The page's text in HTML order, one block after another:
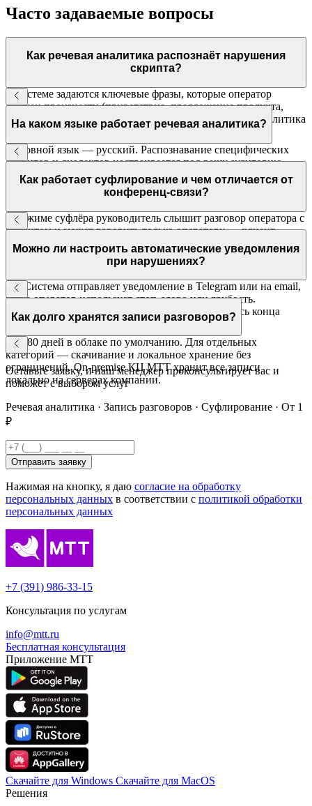
Часто задаваемые вопросы
Как речевая аналитика распознаёт нарушения
скрипта?
В системе задаются ключевые фразы, которые оператор
должен произнести (приветствие, предложение продукта,
прощание), и стоп-слова, которые нельзя говорить. Аналитика
проверяет каждый разговор и отмечает отклонения.
На каком языке работает речевая аналитика?
Основной язык — русский. Распознавание специфических
акцентов и диалектов настраивается под вашу аудиторию.
Поддержка других языков — по запросу.
Как работает суфлирование и чем отличается от
конференц-связи?
В режиме суфлёра руководитель слышит разговор оператора с
клиентом и может говорить только оператору — клиент
третьего участника не слышит. В конференц-связи слышат
все. Суфлирование — инструмент обучения, не конференция.
Можно ли настроить автоматические уведомления
при нарушениях?
Да. Система отправляет уведомление в Telegram или на email,
когда оператор использует стоп-слово или грубость.
Руководитель реагирует оперативно, не дожидаясь конца
смены.
Как долго хранятся записи разговоров?
До 180 дней в облаке по умолчанию. Для отдельных
категорий — скачивание и локальное хранение без
ограничений. On-premise КЦ МТТ хранит все записи
локально на серверах компании.
Оставьте заявку, и наш менеджер проконсультирует вас и
поможет с выбором услуг
Речевая аналитика · Запись разговоров · Суфлирование · От 1
₽
Отправить заявку
Нажимая на кнопку, я даю согласие на обработку
персональных данных в соответствии с политикой обработки
персональных данных
+7 (391) 986-33-15
Консультация по услугам
info@mtt.ru
Бесплатная консультация
Приложение МТТ
Скачайте для Windows Cкачайте для MacOS
Решения